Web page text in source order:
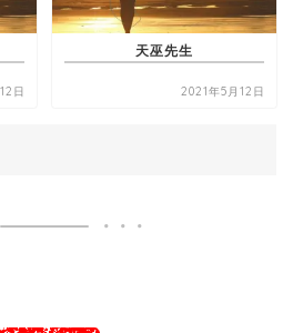
日
天巫先生
2021年5月12日